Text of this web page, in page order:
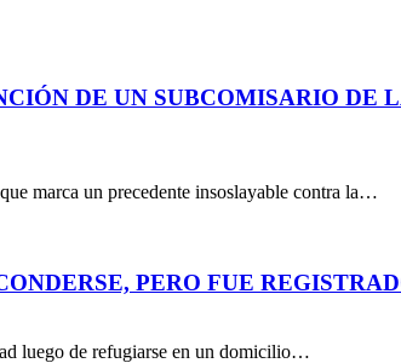
DE UN SUBCOMISARIO DE
marca un precedente insoslayable contra la…
PERO FUE
luego de refugiarse en un domicilio…